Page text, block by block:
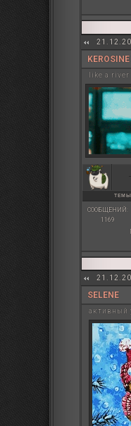
KEROSINE
like a river
ТЕМЫ
СООБЩЕНИЙ:
1169
SELENE
активный